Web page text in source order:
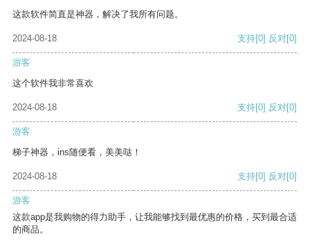
这款软件简直是神器，解决了我所有问题。
2024-08-18 支持[0] 反对[0]
游客
这个软件我非常喜欢
2024-08-18 支持[0] 反对[0]
游客
梯子神器，ins随便看，美美哒！
2024-08-18 支持[0] 反对[0]
游客
这款app是我购物的得力助手，让我能够找到最优惠的价格，买到最合适
的商品。